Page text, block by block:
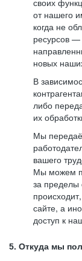
своих
от нашего
когда не
ресурсов
новых
В
либо
их
Мы
вашего
Мы можем
за пределы
сайте, а
доступ к
5. Откуда мы